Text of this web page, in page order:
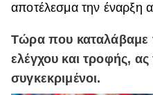
αποτέλεσμα την έναρξη
Τώρα που καταλάβαμε
ελέγχου και τροφής, ας
συγκεκριμένοι.